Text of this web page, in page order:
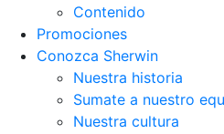
Contenido
Promociones
Conozca Sherwin
Nuestra historia
Sumate a nuestro
Nuestra cultura